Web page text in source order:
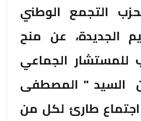
التجمع الوطني
الجديدة، عن منح
للمستشار الجماعي
السيد " المصطفى
طارئ لكل من